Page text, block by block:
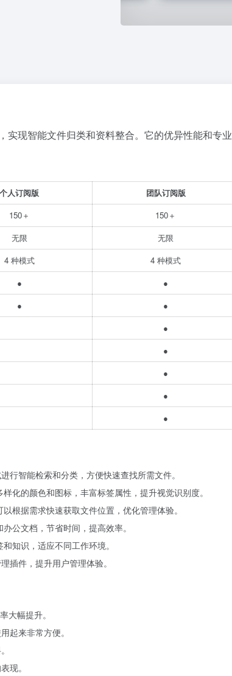
实现智能文件归类和资料整合。它的优异性能和专业
个人订阅版
团队订阅版
150＋
150＋
无限
无限
4 种模式
4 种模式
●
●
●
●
●
●
●
●
●
行智能检索和分类，方便快速查找所需文件。
化的颜色和图标，丰富标签属性，提升视觉识别度。
根据需求快速获取文件位置，优化管理体验。
公文档，节省时间，提高效率。
知识，适应不同工作环境。
插件，提升用户管理体验。
大幅提升。
起来非常方便。
现。